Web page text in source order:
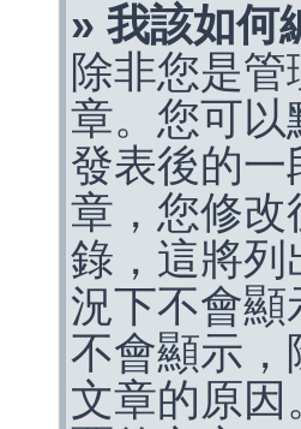
» 我該如何
除非您是
章。您可以
發表後的
章，您修改
錄，這將列
況下不會
不會顯示，
文章的原